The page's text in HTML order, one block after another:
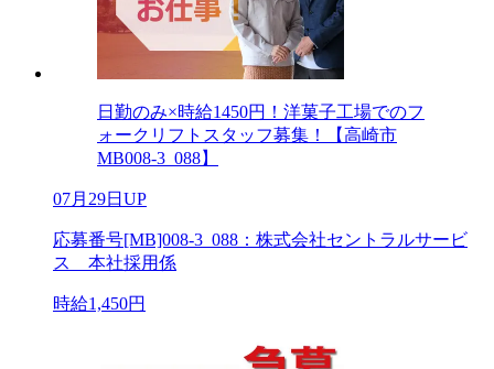
日勤のみ×時給1450円！洋菓子工場でのフ
ォークリフトスタッフ募集！【高崎市
MB008-3_088】
07月29日UP
応募番号[MB]008-3_088：株式会社セントラルサービ
ス 本社採用係
時給1,450円